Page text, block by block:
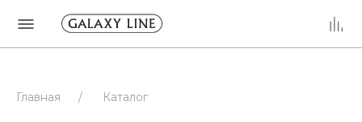
Главная / Каталог